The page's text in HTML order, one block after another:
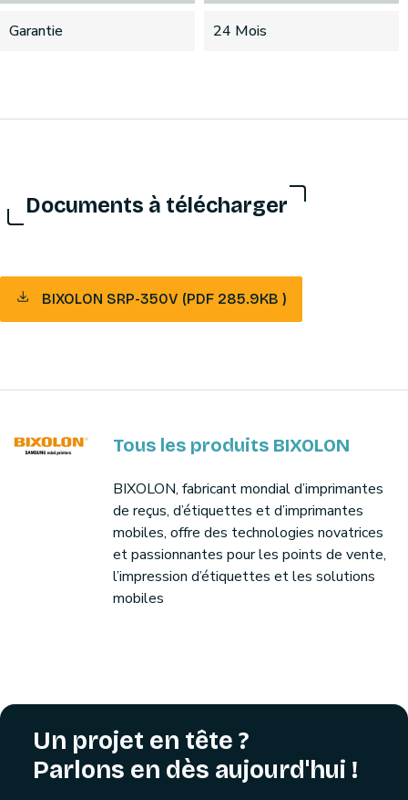
Garantie 24 Mois
Documents à télécharger
BIXOLON SRP-350V (PDF 285.9KB )
Tous les produits BIXOLON
BIXOLON, fabricant mondial d’imprimantes
de reçus, d’étiquettes et d’imprimantes
mobiles, offre des technologies novatrices
et passionnantes pour les points de vente,
l’impression d’étiquettes et les solutions
mobiles
Un projet en tête ?
Parlons en dès aujourd'hui !